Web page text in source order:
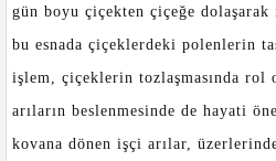
gün boyu çiçekten çiçeğe
bu esnada çiçeklerdeki polenlerin
işlem, çiçeklerin tozlaşmasında rol
arıların beslenmesinde de hayati
kovana dönen işçi arılar,